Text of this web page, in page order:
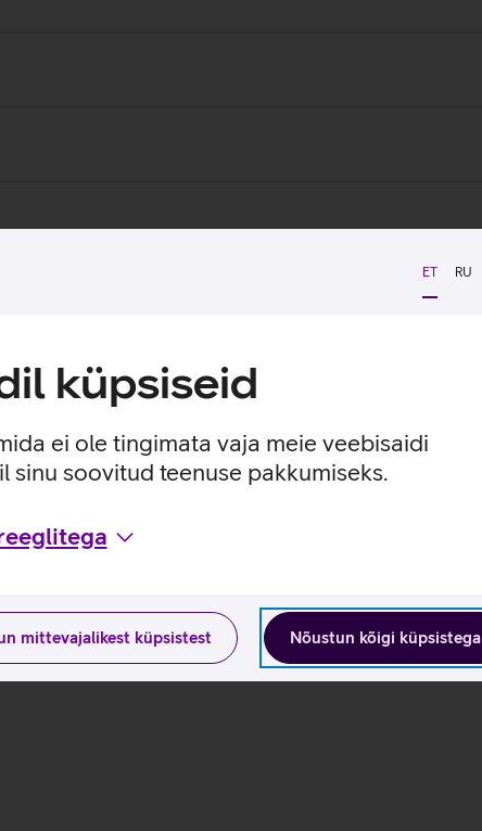
ET RU
küpsiseid
ei ole tingimata vaja meie veebisaidi
soovitud teenuse pakkumiseks.
Nõustun kõigi küpsistega
mittevajalikest küpsistest